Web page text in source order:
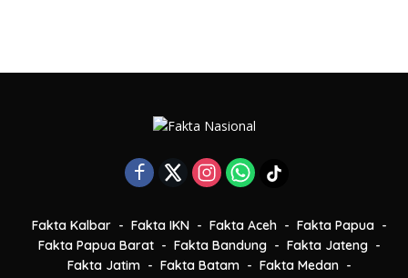
Fakta Kalbar Fakta IKN Fakta Aceh
Fakta Papua
Fakta Papua Barat
Fakta Bandung
Fakta Jateng
Fakta Jatim
Fakta Batam
Fakta Medan